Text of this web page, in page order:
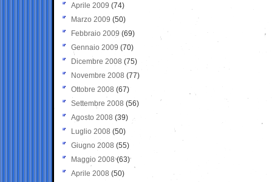
Aprile 2009 (74)
Marzo 2009 (50)
Febbraio 2009 (69)
Gennaio 2009 (70)
Dicembre 2008 (75)
Novembre 2008 (77)
Ottobre 2008 (67)
Settembre 2008 (56)
Agosto 2008 (39)
Luglio 2008 (50)
Giugno 2008 (55)
Maggio 2008(63)
Aprile 2008 (50)